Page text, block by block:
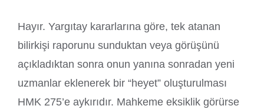
Hayır. Yargıtay kararlarına göre, tek atanan
bilirkişi raporunu sunduktan veya görüşünü
açıkladıktan sonra onun yanına sonradan yeni
uzmanlar eklenerek bir “heyet” oluşturulması
HMK 275’e aykırıdır. Mahkeme eksiklik görürse